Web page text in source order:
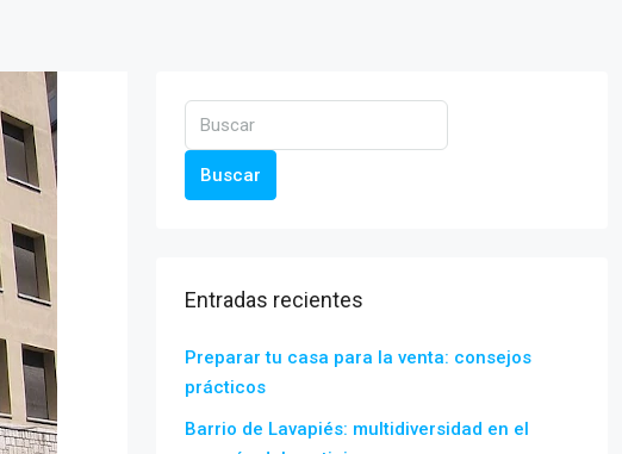
Buscar
Entradas recientes
Preparar tu casa para la venta: consejos
prácticos
Barrio de Lavapiés: multidiversidad en el